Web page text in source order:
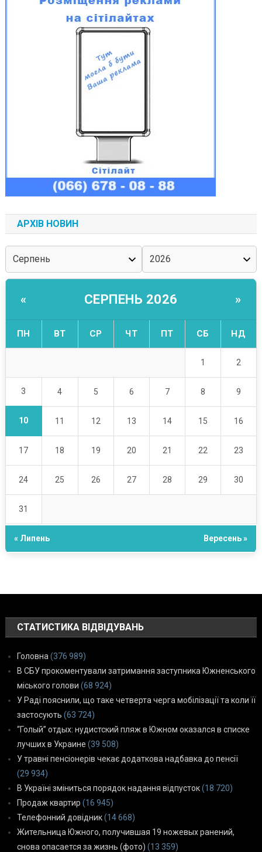
АРХІВ НОВИН
« СЕРПЕНЬ 2026 »
ПН ВТ СР ЧТ ПТ СБ НД
1 2
3 4 5 6 7 8 9
10 11 12 13 14 15 16
17 18 19 20 21 22 23
24 25 26 27 28 29 30
31
« Липень Вересень »
СТАТИСТИКА ВІДВІДУВАНЬ
Головна (376 989)
В СБУ прокоментували затримання заступника Южненського
міського голови (68 924)
У Раді пояснили, що таке четверта черга мобілізації та коли її
застосують (63 724)
“Голый” отдых: нудистский пляж в Южном оказался в списке
лучших в Украине (39 508)
У травні пенсіонерів чекає додаткова надбавка до пенсії
(29 934)
В Україні зміниться порядок надання відпусток(18 720)
Продаж квартир (16 945)
Телефонний довідник(14 668)
Жительница Южного, получившая 19 ножевых ранений,
снова опасается за жизнь (фото) (13 359)